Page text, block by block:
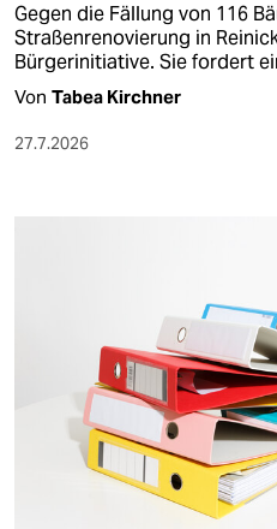
Gegen die Fällung von 116
Straßenrenovierung in
Bürgerinitiative. Sie fordert
Von Tabea Kirchner
27.7.2026